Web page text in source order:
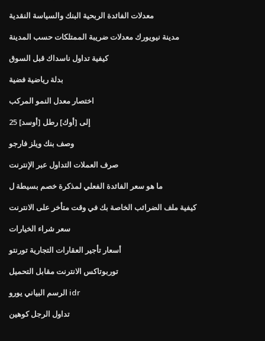
معدلات الفائدة الربحية البنك والسياسة النقدية
مدينة نيويورك معدلات ضريبة الممتلكات حسب المدينة
كيفية تداول ناسداك قبل السوق
بدلة رياضية فضية
اختصار معدل النمو المركب
25 [أوسد] إلى [أوك] رطل
وصف بنك ويلز فارجو
صرف العملات التداول عبر الإنترنت
ما هو سعر الفائدة الفعلي لمذكرة خصم بسيطة ل
كيفية ملف الضرائب الخاصة بك في وقت متأخر على الانترنت
سعر شراء الخيارات
أسعار تأجير العقارات التجارية تورنتو
توربوتاكس الانترنت مقابل التحميل
الرسم البياني يورو idr
تداول الرجل كوهين